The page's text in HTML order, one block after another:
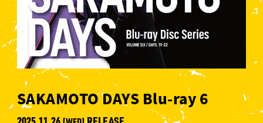
SAKAMOTO DAYS Blu-ray 6